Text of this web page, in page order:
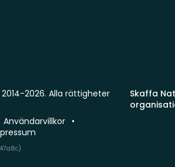
Skaffa
2026. Alla rättigheter
Användarvillkor